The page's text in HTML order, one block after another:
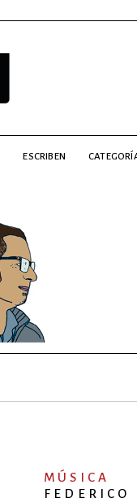
ESCRIBEN
MÚSICA
FEDERICO